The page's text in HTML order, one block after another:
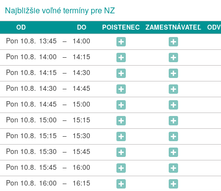
Najbližšie voľné termíny pre NZ
OD DO POISTENEC ZAMESTNÁVATEĽ
Pon 10.8. 13:45 –
14:00
Pon 10.8. 14:00 –
14:15
Pon 10.8. 14:15 –
14:30
Pon 10.8. 14:30 –
14:45
Pon 10.8. 14:45 –
15:00
Pon 10.8. 15:00 –
15:15
Pon 10.8. 15:15 –
15:30
Pon 10.8. 15:30 –
15:45
Pon 10.8. 15:45 –
16:00
Pon 10.8. 16:00 – 16:15